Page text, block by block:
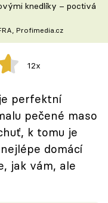
knedlíky – poctivá
Profimedia.cz
12x
perfektní
pečené maso
k tomu je
domácí
jak vám, ale